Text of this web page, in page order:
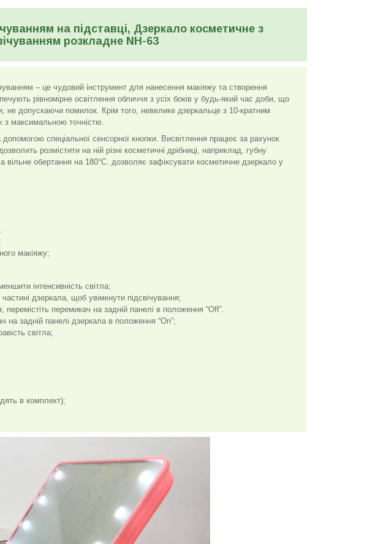
на підставці, Дзеркало косметичне з
розкладне NH-63
– це чудовий інструмент для нанесення макіяжу та створення
рівномірне освітлення обличчя з усіх боків у будь-який час доби, що
не допускаючи помилок. Крім того, невелике дзеркальце з 10-кратним
з максимальною точністю.
спеціальної сенсорної кнопки. Висвітлення працює за рахунок
розмістити на ній різні косметичні дрібниці, наприклад, губну
вільне обертання на 180°С. дозволяє зафіксувати косметичне дзеркало у
макіяжу;
інтенсивність світла;
дзеркала, щоб увімкнути підсвічування;
перемикач на задній панелі в положення “Off”.
на задній панелі дзеркала в положення “On”;
світла;
в комплект);